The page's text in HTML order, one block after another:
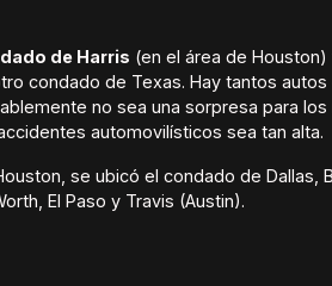
de Harris (en el área de
condado de Texas. Hay tantos
no sea una sorpresa para
automovilísticos sea tan alta.
se ubicó el condado de Dallas,
El Paso y Travis (Austin).